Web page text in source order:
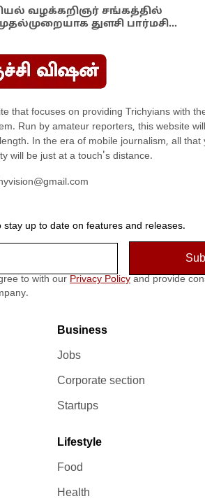
வழக்கறிஞர் சங்கத்தில்
துளசி பார்மசி…
that focuses on providing Trichyians with
Run by amateur reporters, this website
In the era of mobile journalism, all that
will be just at a touch's distance.
up to date on features and releases.
to with our Privacy Policy and provide
Business
Jobs
Corporate section
Startups
Lifestyle
Food
Health